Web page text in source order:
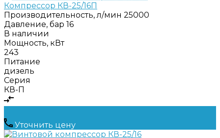
Компрессор КВ-25/16П
Производительность, л/мин 25000
Давление, бар 16
В наличии
Мощность, кВт
243
Питание
дизель
Серия
КВ-П
Уточнить цену